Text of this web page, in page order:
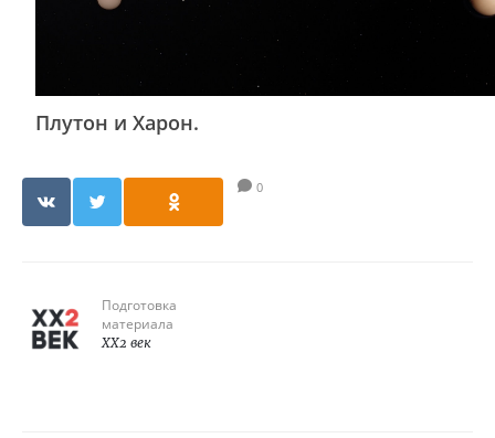
Плутон и Харон.
0
Подготовка
материала
XX2 век